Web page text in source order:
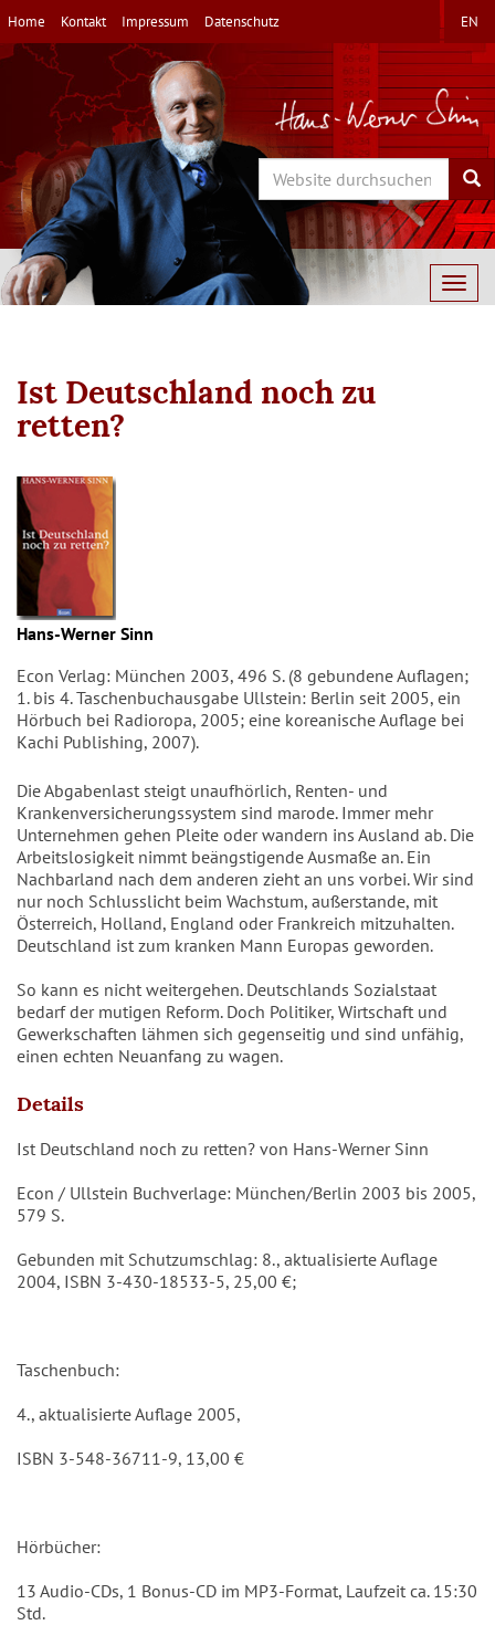
Direkt
zum
Inhalt
Home Kontakt Impressum Datenschutz EN
Search
Ist Deutschland noch zu
retten?
Hans-Werner Sinn
Econ Verlag: München 2003, 496 S. (8 gebundene Auflagen;
1. bis 4. Taschenbuchausgabe Ullstein: Berlin seit 2005, ein
Hörbuch bei Radioropa, 2005; eine koreanische Auflage bei
Kachi Publishing, 2007).
Die Abgabenlast steigt unaufhörlich, Renten- und
Krankenversicherungssystem sind marode. Immer mehr
Unternehmen gehen Pleite oder wandern ins Ausland ab. Die
Arbeitslosigkeit nimmt beängstigende Ausmaße an. Ein
Nachbarland nach dem anderen zieht an uns vorbei. Wir sind
nur noch Schlusslicht beim Wachstum, außerstande, mit
Österreich, Holland, England oder Frankreich mitzuhalten.
Deutschland ist zum kranken Mann Europas geworden.
So kann es nicht weitergehen. Deutschlands Sozialstaat
bedarf der mutigen Reform. Doch Politiker, Wirtschaft und
Gewerkschaften lähmen sich gegenseitig und sind unfähig,
einen echten Neuanfang zu wagen.
Details
Ist Deutschland noch zu retten? von Hans-Werner Sinn
Econ / Ullstein Buchverlage: München/Berlin 2003 bis 2005,
579 S.
Gebunden mit Schutzumschlag: 8., aktualisierte Auflage
2004, ISBN 3-430-18533-5, 25,00 €;
Taschenbuch:
4., aktualisierte Auflage 2005,
ISBN 3-548-36711-9, 13,00 €
Hörbücher:
13 Audio-CDs, 1 Bonus-CD im MP3-Format, Laufzeit ca. 15:30
Std.